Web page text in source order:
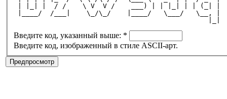
| |_| |  / /    \ V  V /    ___) | | |_| | | (_| |
|____/  /___|    \_/\_/    |____/   \___/   \__, |
Введите код, указанный выше: *
Введите код, изображенный в стиле ASCII-арт.